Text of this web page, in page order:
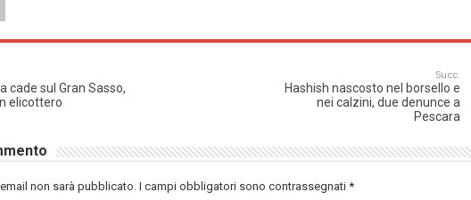
cade sul Gran Sasso,
elicottero
Succ.
Hashish nascosto nel borsello e
nei calzini, due denunce a
Pescara
non sarà pubblicato. I campi obbligatori sono contrassegnati *